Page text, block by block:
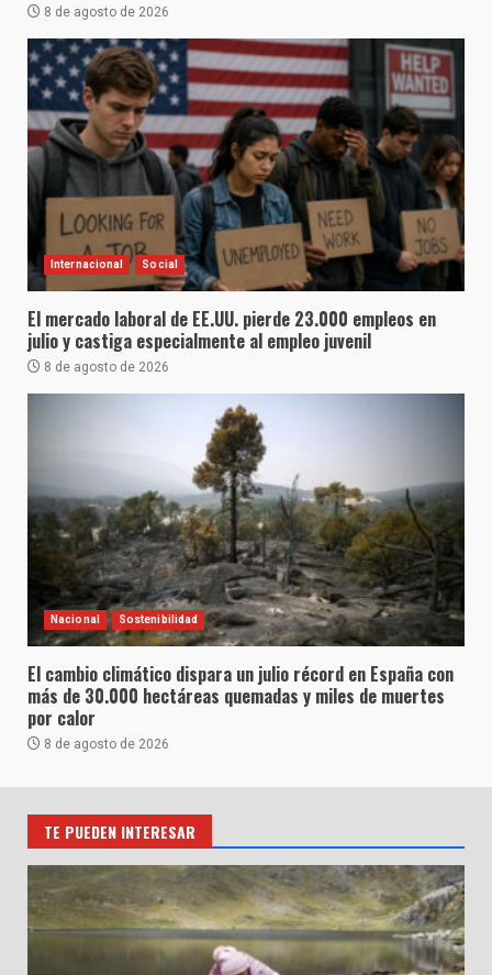
8 de agosto de 2026
Internacional Social
El mercado laboral de EE.UU. pierde 23.000 empleos en
julio y castiga especialmente al empleo juvenil
8 de agosto de 2026
Nacional Sostenibilidad
El cambio climático dispara un julio récord en España con
más de 30.000 hectáreas quemadas y miles de muertes
por calor
8 de agosto de 2026
TE PUEDEN INTERESAR